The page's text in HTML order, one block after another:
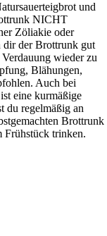
und
NICHT
Zöliakie oder
dir der Brottrunk gut
wieder zu
Blähungen,
Auch bei
eine kurmäßige
du regelmäßig an
Brottrunk
Frühstück trinken.